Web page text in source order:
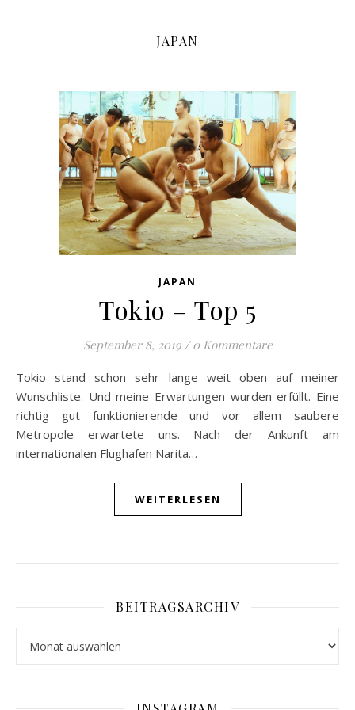
JAPAN
JAPAN
Tokio – Top 5
September 8, 2019 / 0 Kommentare
Tokio stand schon sehr lange weit oben auf meiner
Wunschliste. Und meine Erwartungen wurden erfüllt. Eine
richtig gut funktionierende und vor allem saubere
Metropole erwartete uns. Nach der Ankunft am
internationalen Flughafen Narita…
WEITERLESEN
BEITRAGSARCHIV